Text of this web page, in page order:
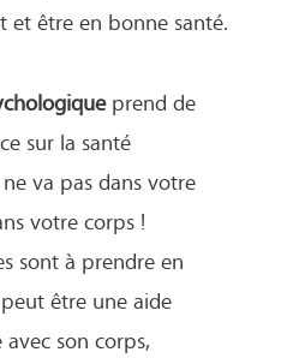
et être en bonne santé.
prend de
sur la santé
ne va pas dans votre
votre corps !
sont à prendre en
être une aide
avec son corps,